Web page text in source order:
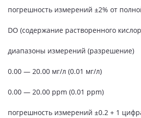
погрешность измерений ±2% от
DO (содержание растворенного
диапазоны измерений (разрешение)
0.00 — 20.00 мг/л (0.01 мг/л)
0.00 — 20.00 ppm (0.01 ppm)
погрешность измерений ±0.2 + 1